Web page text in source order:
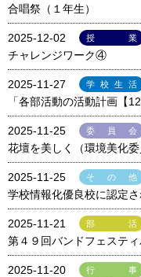
合唱祭（１年生）
2025-12-02 授業
チャレンジワーク④
2025-11-27 学校生活
「各部活動の活動計画【
2025-11-25 委員会
花壇を美しく（環境美化委
2025-11-25 その他
学校情報化優良校に認定
2025-11-21 部活
第４９回バンドフェステ
2025-11-20 行事